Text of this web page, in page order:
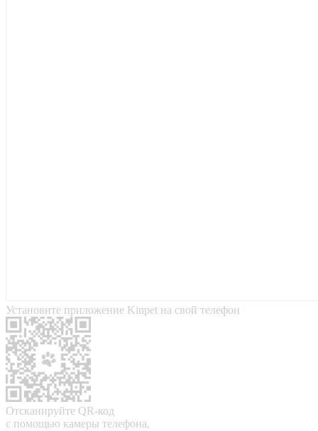
Установите приложение Kinpet на свой телефон
Отсканируйте QR-код
с помощью камеры телефона,